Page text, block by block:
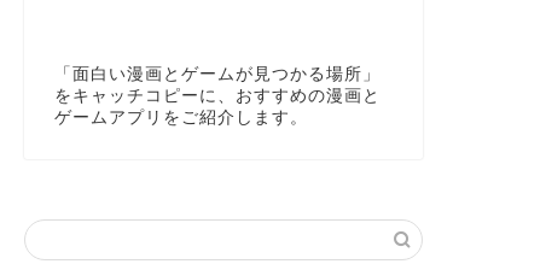
「面白い漫画とゲームが見つかる場所」
をキャッチコピーに、おすすめの漫画と
ゲームアプリをご紹介します。